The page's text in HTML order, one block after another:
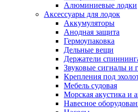
Алюминиевые лодки
Аксессуары для лодок
Аккумуляторы
Анодная защита
Гермоупаковка
Дельные вещи
Держатели
Звуковые сигналы и
Крепления под
Мебель судовая
Морская акустика и
Навесное